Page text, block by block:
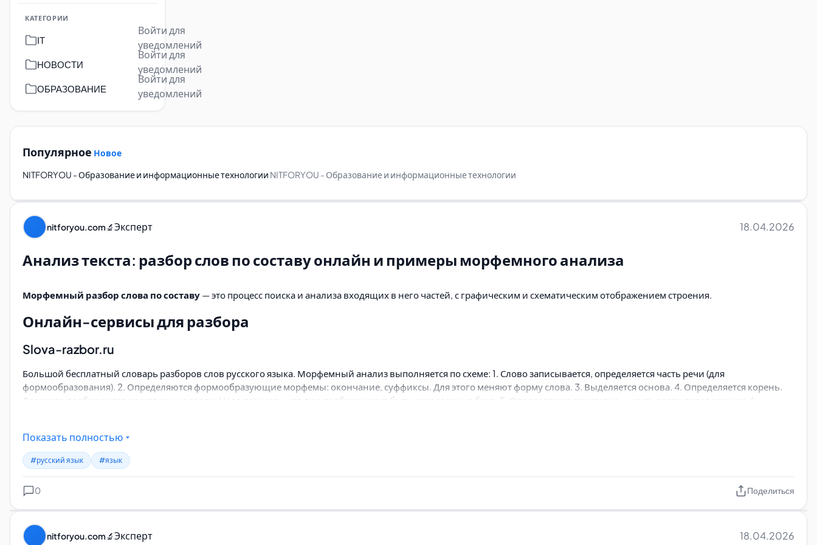
КАТЕГОРИИ
IT
Войти для
уведомлений
НОВОСТИ
Войти для
уведомлений
ОБРАЗОВАНИЕ
Войти для
уведомлений
Популярное Новое
NITFORYOU - Образование и информационные технологии NITFORYOU - Образование и информационные технологии
nitforyou.com🔬Эксперт 18.04.2026
Анализ текста: разбор слов по составу онлайн и примеры морфемного анализа
Морфемный разбор слова по составу — это процесс поиска и анализа входящих в него частей, с графическим и схематическим отображением строения.
Онлайн-сервисы для разбора
Slova-razbor.ru
Большой бесплатный словарь разборов слов русского языка. Морфемный анализ выполняется по схеме: 1. Слово записывается, определяется часть речи (для
формообразования). 2. Определяются формообразующие морфемы: окончание, суффиксы. Для этого меняют форму слова. 3. Выделяется основа. 4. Определяется корень.
Для этого подбираются родственные слова. Надо помнить, что при подборе могут быть чередования букв. 5. Определяется приставка — часть слова перед корнем. 6.
Ссылка:https://slova-razbor.ru/
КартаСлов.ру
Онлайн-карта слов и выражений русского языка. С «Картой слов» вы можете: - найти синонимы и сходные по смыслу выражения - изучить сочетаемость слов русского
языка - посмотреть примеры употребления слов и словосочетаний в контексте - найти цитаты из русской классики, содержащие интересующие вас слова и выражения -
прочитать афоризмы русских писателей - изучить сеть словесных ассоциаций - найти толкования слов и устойчивых выражений - посмотреть разбор слова по составу и
сходные по морфемному строению слова - посмотреть таблицы склонения существительных и прилагательных, а также таблицы спряжения глаголов
Показать полностью
#русский язык #язык
0 Поделиться
nitforyou.com🔬Эксперт 18.04.2026